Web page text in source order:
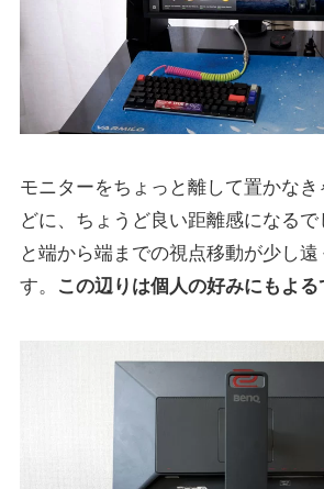
モニターをちょっと離して置かな
どに、ちょうど良い距離感になる
と端から端までの視点移動が少し遠
す。
この辺りは個人の好みにもよる